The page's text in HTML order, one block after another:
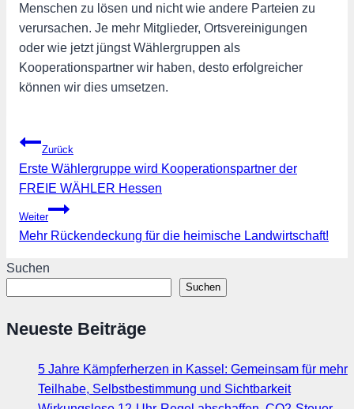
Menschen zu lösen und nicht wie andere Parteien zu
verursachen. Je mehr Mitglieder, Ortsvereinigungen
oder wie jetzt jüngst Wählergruppen als
Kooperationspartner wir haben, desto erfolgreicher
können wir dies umsetzen.
Beitragsnavigation
Zurück
Erste Wählergruppe wird Kooperationspartner der
FREIE WÄHLER Hessen
Weiter
Mehr Rückendeckung für die heimische Landwirtschaft!
Suchen
Suchen
Neueste Beiträge
5 Jahre Kämpferherzen in Kassel: Gemeinsam für mehr
Teilhabe, Selbstbestimmung und Sichtbarkeit